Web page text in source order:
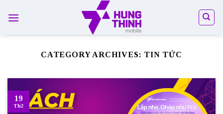
CATEGORY ARCHIVES: TIN TỨC
19
Th2